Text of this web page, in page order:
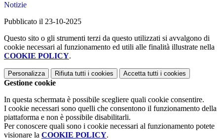
Notizie
Pubblicato il 23-10-2025
Questo sito o gli strumenti terzi da questo utilizzati si avvalgono di
cookie necessari al funzionamento ed utili alle finalità illustrate nella
COOKIE POLICY.
Personalizza Rifiuta tutti i cookies Accetta tutti i cookies
Gestione cookie
In questa schermata è possibile scegliere quali cookie consentire.
I cookie necessari sono quelli che consentono il funzionamento della
piattaforma e non è possibile disabilitarli.
Per conoscere quali sono i cookie necessari al funzionamento potete
visionare la COOKIE POLICY.